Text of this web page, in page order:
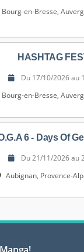
Bourg-en-Bresse,
HASHTAG
Du 17/10/2026 au
Bourg-en-Bresse,
6 - Days Of
Du 21/11/2026 au
Aubignan, Provence-